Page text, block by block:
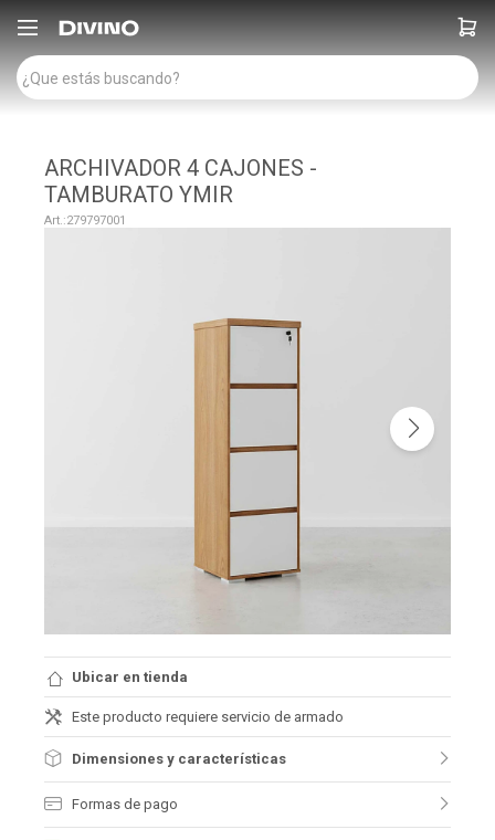

ARCHIVADOR 4 CAJONES -
TAMBURATO YMIR
279797001
Ubicar en tienda
Este producto requiere servicio de armado
Dimensiones y características
Formas de pago